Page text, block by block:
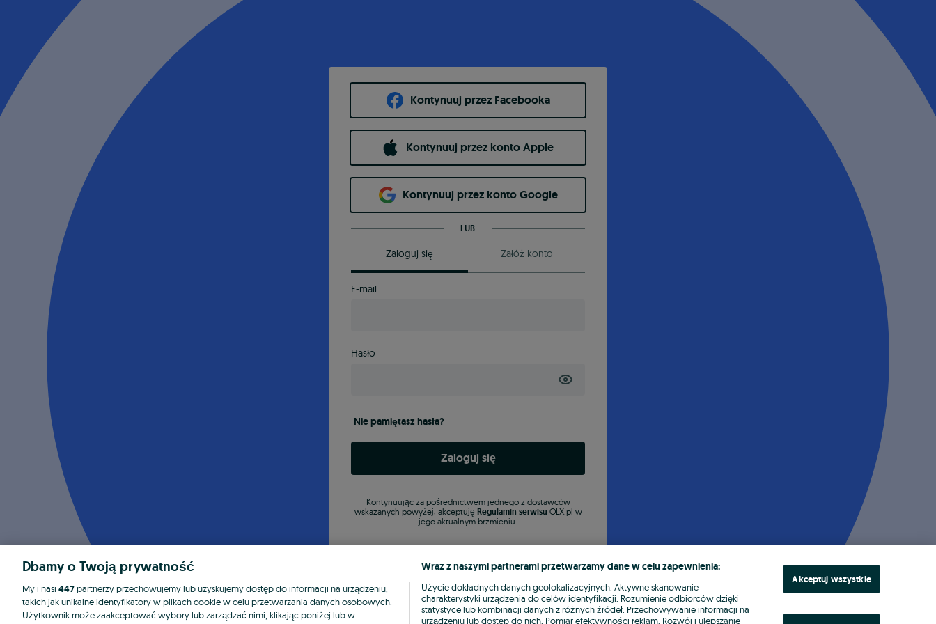
Kontynuuj przez Facebooka
Kontynuuj przez konto Apple
Kontynuuj przez konto Google
LUB
Zaloguj się Załóż konto
E-mail
Hasło
Nie pamiętasz hasła?
Zaloguj się
Kontynuując za pośrednictwem jednego z dostawców
wskazanych powyżej, akceptuję Regulamin serwisu OLX.pl w
jego aktualnym brzmieniu.
Dbamy o Twoją prywatność
My i nasi 447partnerzy przechowujemy lub uzyskujemy dostęp do informacji na urządzeniu,
takich jak unikalne identyfikatory w plikach cookie w celu przetwarzania danych osobowych.
Użytkownik może zaakceptować wybory lub zarządzać nimi, klikając poniżej lub w
Wraz z naszymi partnerami przetwarzamy dane w celu zapewnienia:
Użycie dokładnych danych geolokalizacyjnych. Aktywne skanowanie
charakterystyki urządzenia do celów identyfikacji. Rozumienie odbiorców dzięki
statystyce lub kombinacji danych z różnych źródeł. Przechowywanie informacji na
urządzeniu lub dostęp do nich. Pomiar efektywności reklam. Rozwój i ulepszanie
Akceptuj wszystkie